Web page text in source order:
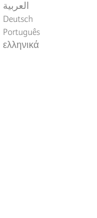
العربية
Deutsch
Português
ελληνικά